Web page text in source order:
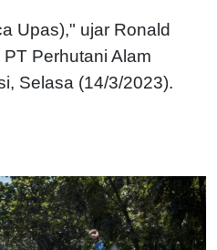
Upas)," ujar Ronald
Perhutani Alam
Selasa (14/3/2023).